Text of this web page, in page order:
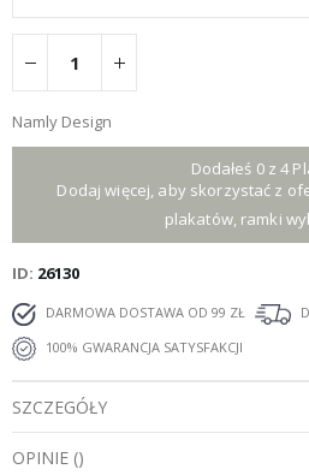
Namly Design
Dodałeś 0 z 4
Dodaj więcej, aby skorzystać z
plakatów, ramki
ID 26130
DARMOWA DOSTAWA OD 99 ZŁ
100% GWARANCJA SATYSFAKCJI
SZCZEGÓŁY
OPINIE ()